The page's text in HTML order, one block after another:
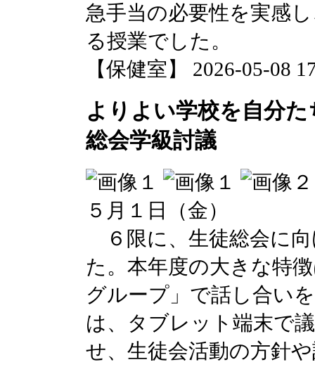
急手当の必要性を実感
る授業でした。
【保健室】 2026-05-08
よりよい学校を自分
総会学級討議
５月１日（金）
６限に、生徒総会に
た。本年度の大きな特
グループ」で話し合い
は、タブレット端末で
せ、生徒会活動の方針